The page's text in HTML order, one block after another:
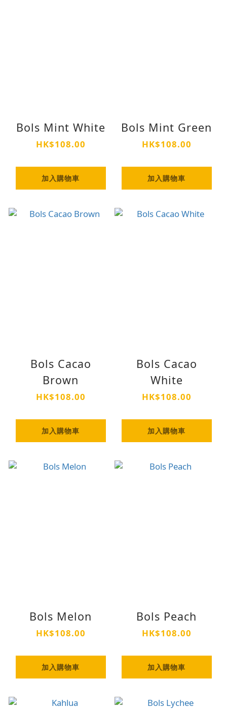
Bols Mint White
HK$108.00
加入購物車
Bols Mint Green
HK$108.00
加入購物車
Bols Cacao
Brown
HK$108.00
加入購物車
Bols Cacao
White
HK$108.00
加入購物車
Bols Melon
HK$108.00
加入購物車
Bols Peach
HK$108.00
加入購物車